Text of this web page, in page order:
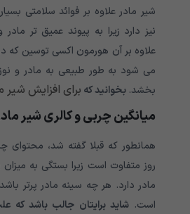
شیر مادر علاوه بر فوائد سلامتی
نیز دارد زیرا به پیوند عمیق تر
علاوه بر آن هورمون اکسی توسین که
می شود به طور طبیعی به مادر و
بخشد. بخوانید که برای افزایش شیر
میانگین چربی و کالری شیر
همانطور که قبلا گفته شد، محتوای
روز متفاوت است زیرا بستگی به
مادر دارد. هر چه سینه مادر پرتر
است.شاید برایتان جالب باشد که